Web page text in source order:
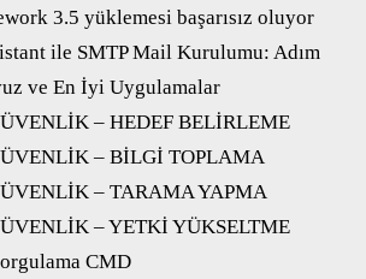
3.5 yüklemesi başarısız oluyor
ile SMTP Mail Kurulumu: Adım
ve En İyi Uygulamalar
– HEDEF BELİRLEME
– BİLGİ TOPLAMA
– TARAMA YAPMA
– YETKİ YÜKSELTME
CMD